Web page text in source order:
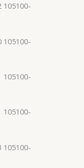
105100-
105100-
105100-
105100-
105100-